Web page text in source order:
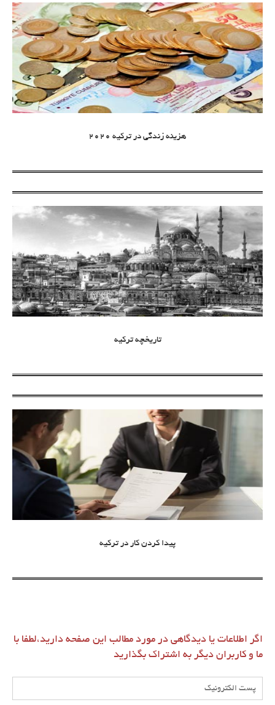
هزینه زندگی در ترکیه 2020
تاریخچه ترکیه
پیدا کردن کار در ترکیه
اگر اطلاعات یا دیدگاهی در مورد مطالب این صفحه دارید،لطفا با
ما و کاربران دیگر به اشتراک بگذارید